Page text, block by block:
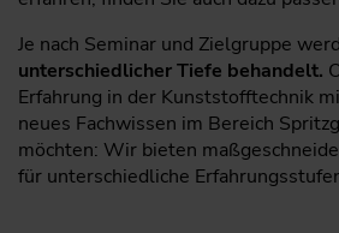
Je nach Seminar und Zielgruppe
unterschiedlicher Tiefe behandelt.
Erfahrung in der Kunststofftechnik
neues Fachwissen im Bereich
möchten: Wir bieten
für unterschiedliche